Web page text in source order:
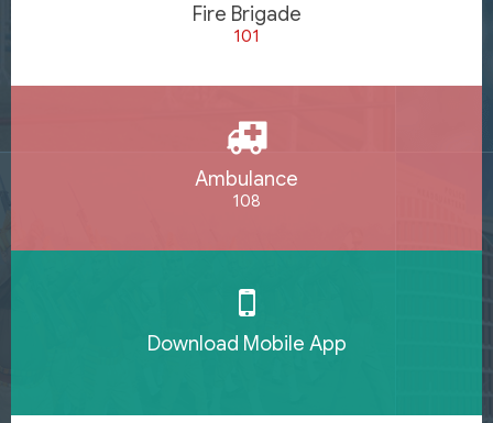
Fire Brigade
101
Ambulance
108
Download Mobile App